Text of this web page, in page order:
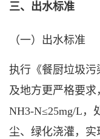
三、出水标准
（一）出水标准
执行《餐厨垃圾污
及地方更严格要求
NH3-N≤25mg/L，
尘、绿化浇灌，